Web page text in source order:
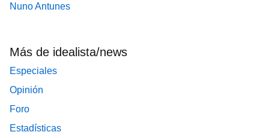
Nuno Antunes
Más de idealista/news
Especiales
Opinión
Foro
Estadísticas